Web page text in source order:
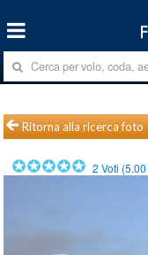
Ritorna alla ricerca foto
2 Voti (5.00